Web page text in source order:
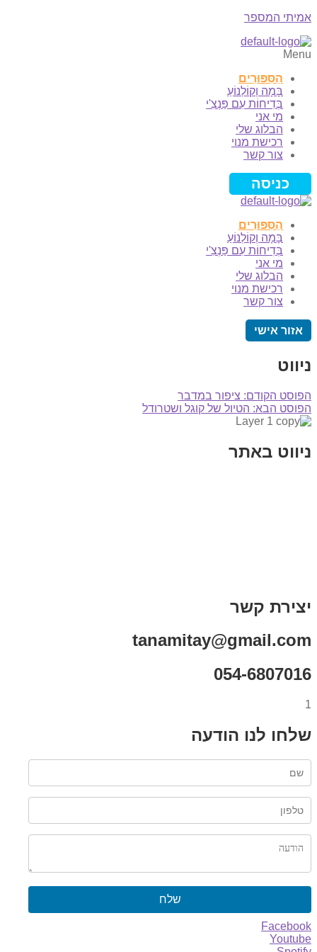
אמיתי המספר
Menu
הַסִּפּוּרִים
בָּמָה וְקוֹלְנוֹעַ
בְּדִיחוֹת עִם פַּנְצִ'י
מי אני
הבלוג שלי
רכישת מנוי
צור קשר
כניסה
הַסִּפּוּרִים
בָּמָה וְקוֹלְנוֹעַ
בְּדִיחוֹת עִם פַּנְצִ'י
מי אני
הבלוג שלי
רכישת מנוי
צור קשר
אזור אישי
ניווט
הפוסט הקודם: ציפור במדבר
הפוסט הבא: הטיול של קוגל ושטרודל
ניווט באתר
יצירת קשר
tanamitay@gmail.com
054-6807016
1
שלחו לנו הודעה
שלח
Facebook
Youtube